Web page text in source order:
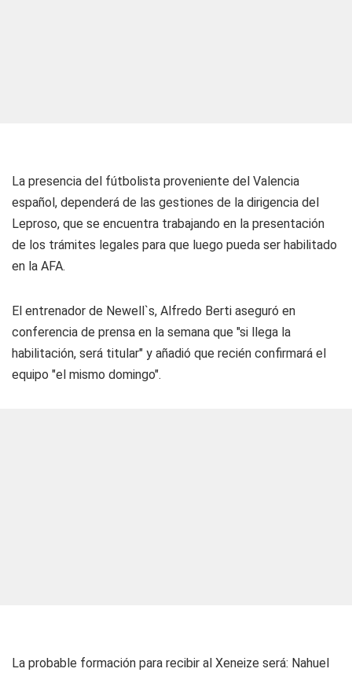
La presencia del fútbolista proveniente del Valencia
español, dependerá de las gestiones de la dirigencia del
Leproso, que se encuentra trabajando en la presentación
de los trámites legales para que luego pueda ser habilitado
en la AFA.
El entrenador de Newell`s, Alfredo Berti aseguró en
conferencia de prensa en la semana que "si llega la
habilitación, será titular" y añadió que recién confirmará el
equipo "el mismo domingo".
La probable formación para recibir al Xeneize será: Nahuel